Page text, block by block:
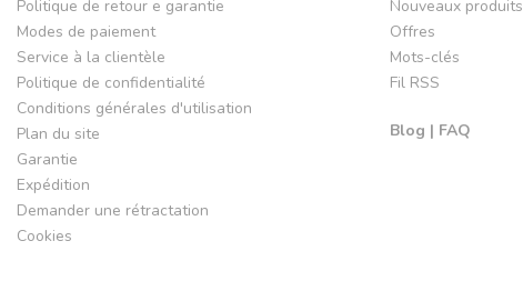
Politique de retour e garantie
Modes de paiement
Service à la clientèle
Politique de confidentialité
Conditions générales d'utilisation
Plan du site
Garantie
Expédition
Demander une rétractation
Cookies
Nouveaux produits
Offres
Mots-clés
Fil RSS
Blog | FAQ